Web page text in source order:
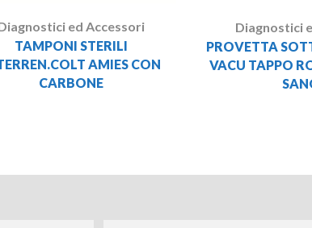
ed Accessori
TAMPONI STERILI
AMIES CON
CARBONE
Diagnostici
PROVETTA
VACU TAPPO